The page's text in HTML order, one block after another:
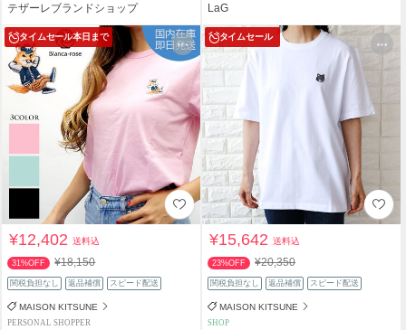
テザーレブランドショップ LaG
タイムセール本日まで
¥12,402送料込
31%OFF ¥18,150
関税負担なし 返品補償 スピード配送
MAISON KITSUNE
PERSONAL SHOPPER
タイムセール
¥15,642送料込
23%OFF ¥20,350
関税負担なし 返品補償 スピード配送
MAISON KITSUNE
SHOP